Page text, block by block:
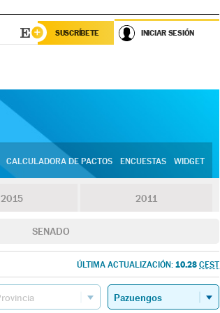
SUSCRÍBETE INICIAR SESIÓN
CALCULADORA DE PACTOS ENCUESTAS WIDGET
2015 2011
SENADO
ÚLTIMA ACTUALIZACIÓN: 10.28 CEST